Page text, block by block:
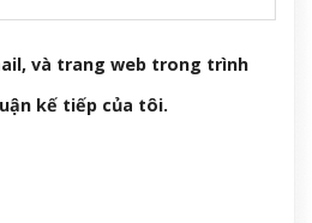
và trang web trong trình
kế tiếp của tôi.